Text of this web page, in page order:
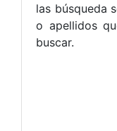
las búsqueda
o apellidos
buscar.